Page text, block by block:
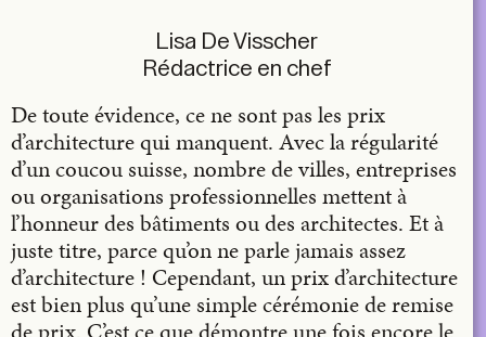
Lisa De Visscher
Rédactrice en chef
De toute évidence, ce ne sont pas les prix
d’architecture qui manquent. Avec la régularité
d’un coucou suisse, nombre de villes, entreprises
ou organisations professionnelles mettent à
l’honneur des bâtiments ou des architectes. Et à
juste titre, parce qu’on ne parle jamais assez
d’architecture ! Cependant, un prix d’architecture
est bien plus qu’une simple cérémonie de remise